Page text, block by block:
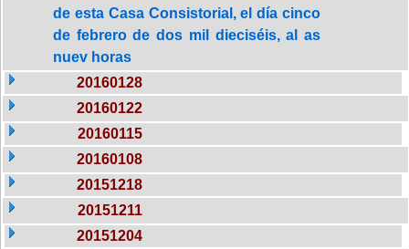
de esta Casa Consistorial, el día cinco
de febrero de dos mil dieciséis, al as
nuev horas
20160128
20160122
20160115
20160108
20151218
20151211
20151204